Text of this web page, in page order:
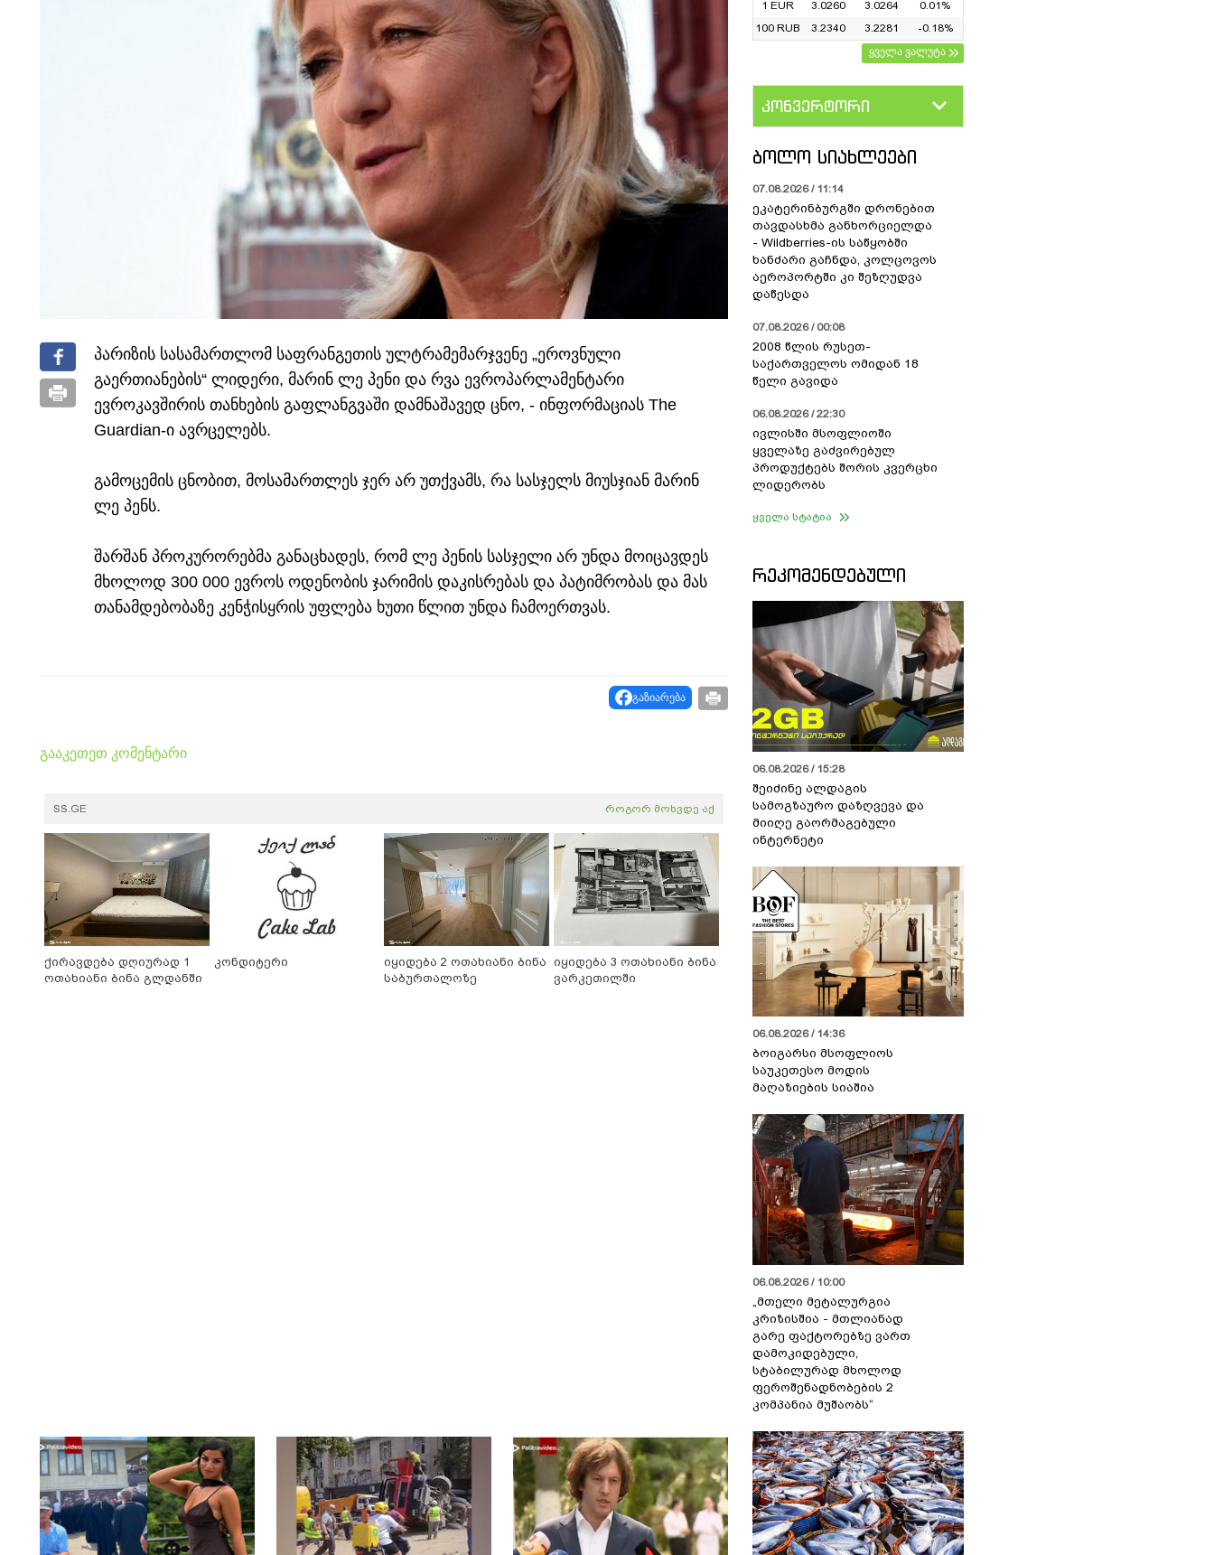
პარიზის სასამართლომ საფრანგეთის ულტრამემარჯვენე „ეროვნული
გაერთიანების“ ლიდერი, მარინ ლე პენი და რვა ევროპარლამენტარი
ევროკავშირის თანხების გაფლანგვაში დამნაშავედ ცნო, - ინფორმაციას The
Guardian-ი ავრცელებს.
გამოცემის ცნობით, მოსამართლეს ჯერ არ უთქვამს, რა სასჯელს მიუსჯიან მარინ
ლე პენს.
შარშან პროკურორებმა განაცხადეს, რომ ლე პენის სასჯელი არ უნდა მოიცავდეს
მხოლოდ 300 000 ევროს ოდენობის ჯარიმის დაკისრებას და პატიმრობას და მას
თანამდებობაზე კენჭისყრის უფლება ხუთი წლით უნდა ჩამოერთვას.
გაზიარება
გააკეთეთ კომენტარი
SS.GE როგორ მოხვდე აქ
ქირავდება დღიურად 1
ოთახიანი ბინა გლდანში
კონდიტერი
იყიდება 2 ოთახიანი ბინა
საბურთალოზე
იყიდება 3 ოთახიანი ბინა
ვარკეთილში
1 EUR
3.0260 3.0264
0.01%
100 RUB
3.2340 3.2281
-0.18%
ყველა ვალუტა
კონვერტორი
ᲑᲝᲚᲝ ᲡᲘᲐᲮᲚᲔᲔᲑᲘ
07.08.2026 / 11:14
ეკატერინბურგში დრონებით
თავდასხმა განხორციელდა
- Wildberries-ის საწყობში
ხანძარი გაჩნდა, კოლცოვოს
აეროპორტში კი შეზღუდვა
დაწესდა
07.08.2026 / 00:08
2008 წლის რუსეთ-
საქართველოს ომიდან 18
წელი გავიდა
06.08.2026 / 22:30
ივლისში მსოფლიოში
ყველაზე გაძვირებულ
პროდუქტებს შორის კვერცხი
ლიდერობს
ყველა სტატია
ᲠᲔᲙᲝᲛᲔᲜᲓᲔᲑᲣᲚᲘ
06.08.2026 / 15:28
შეიძინე ალდაგის
სამოგზაურო დაზღვევა და
მიიღე გაორმაგებული
ინტერნეტი
06.08.2026 / 14:36
ბოიგარსი მსოფლიოს
საუკეთესო მოდის
მაღაზიების სიაშია
06.08.2026 / 10:00
„მთელი მეტალურგია
კრიზისშია - მთლიანად
გარე ფაქტორებზე ვართ
დამოკიდებული,
სტაბილურად მხოლოდ
ფეროშენადნობების 2
კომპანია მუშაობს“